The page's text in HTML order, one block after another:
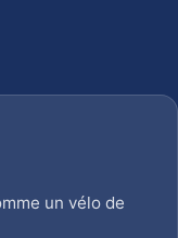
un vélo de